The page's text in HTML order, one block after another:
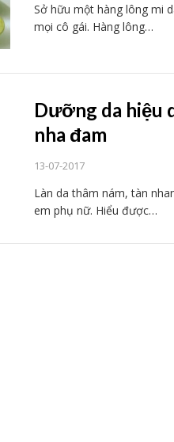
Sở hữu một hàng lông mi
mọi cô gái. Hàng lông…
Dưỡng da hiệu
nha đam
13-07-2017
Làn da thâm nám, tàn
em phụ nữ. Hiểu được…